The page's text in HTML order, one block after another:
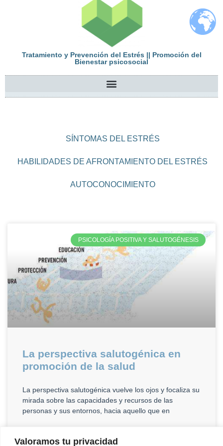
Valoramos tu privacidad
Tratamiento y Prevención del Estrés || Promoción del
Bienestar psicosocial
SÍNTOMAS DEL ESTRÉS
HABILIDADES DE AFRONTAMIENTO DEL ESTRÉS
AUTOCONOCIMIENTO
PSICOLOGÍA POSITIVA Y SALUTOGÉNESIS
La perspectiva salutogénica en
promoción de la salud
La perspectiva salutogénica vuelve los ojos y focaliza su
mirada sobre las capacidades y recursos de las
personas y sus entornos, hacia aquello que en